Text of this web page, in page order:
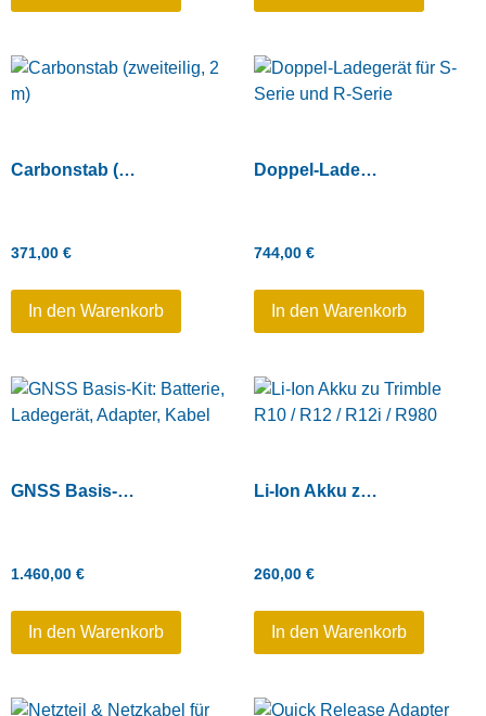
Carbonstab (zweiteilig, 2 m)
371,00 €
In den Warenkorb
Doppel-Ladegerät für S-Serie und R-Serie
744,00 €
In den Warenkorb
GNSS Basis-Kit: Batterie, Ladegerät, Adapter, Kabel
1.460,00 €
In den Warenkorb
Li-Ion Akku zu Trimble R10 / R12 / R12i / R980
260,00 €
In den Warenkorb